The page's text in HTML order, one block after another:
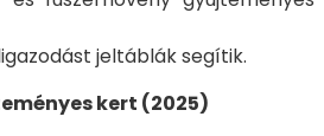
jeltáblák segítik.
kert (2025)